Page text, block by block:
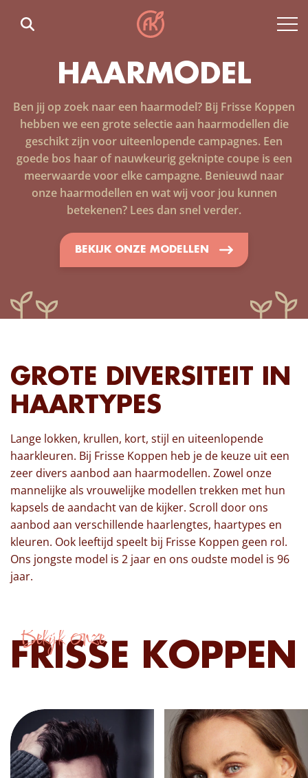
HAARMODEL
Ben jij op zoek naar een haarmodel? Bij Frisse Koppen
hebben we een grote selectie aan haarmodellen die
geschikt zijn voor uiteenlopende campagnes. Een
goede bos haar of nauwkeurig geknipte coupe is een
meerwaarde voor elke campagne. Benieuwd naar
onze haarmodellen en wat wij voor jou kunnen
betekenen? Lees dan snel verder.
BEKIJK ONZE MODELLEN
GROTE DIVERSITEIT IN
HAARTYPES
Lange lokken, krullen, kort, stijl en uiteenlopende
haarkleuren. Bij Frisse Koppen heb je de keuze uit een
zeer divers aanbod aan haarmodellen. Zowel onze
mannelijke als vrouwelijke modellen trekken met hun
kapsels de aandacht van de kijker. Scroll door ons
aanbod aan verschillende haarlengtes, haartypes en
kleuren. Ook leeftijd speelt bij Frisse Koppen geen rol.
Ons jongste model is 2 jaar en ons oudste model is 96
jaar.
Bekijk onze
FRISSE KOPPEN